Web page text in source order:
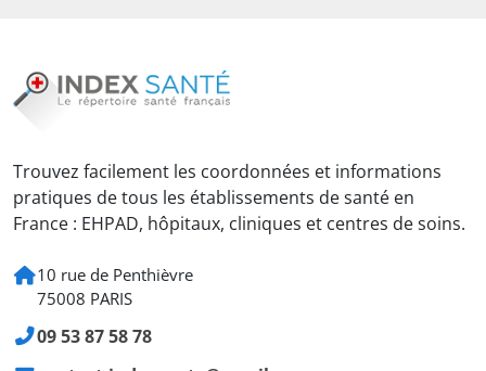
Trouvez facilement les coordonnées et informations
pratiques de tous les établissements de santé en
France : EHPAD, hôpitaux, cliniques et centres de soins.
10 rue de Penthièvre
75008 PARIS
09 53 87 58 78